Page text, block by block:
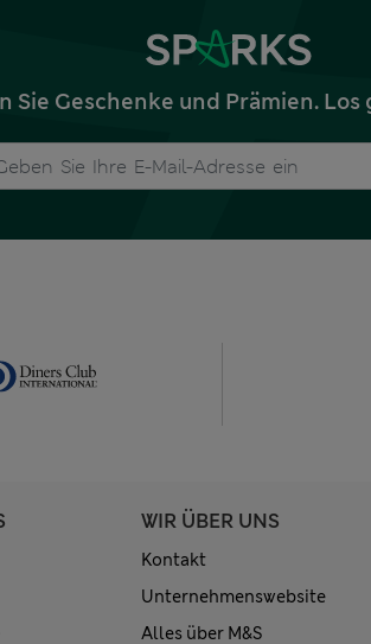
Geschenke und Prämien.
WIR ÜBER UNS
Kontakt
Unternehmenswebsite
Alles über M&S